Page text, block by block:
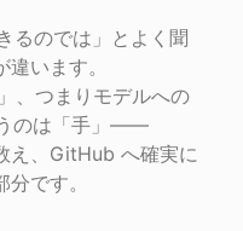
るのでは」とよく聞
います。
、つまりモデルへの
のは「手」――
え、GitHub へ確実に
です。